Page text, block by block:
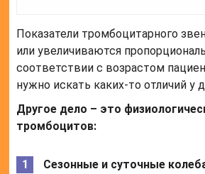
Показатели тромбоцитарного
или увеличиваются
соответствии с возрастом
нужно искать каких-то отличий у
Другое дело – это
тромбоцитов:
Сезонные и суточные